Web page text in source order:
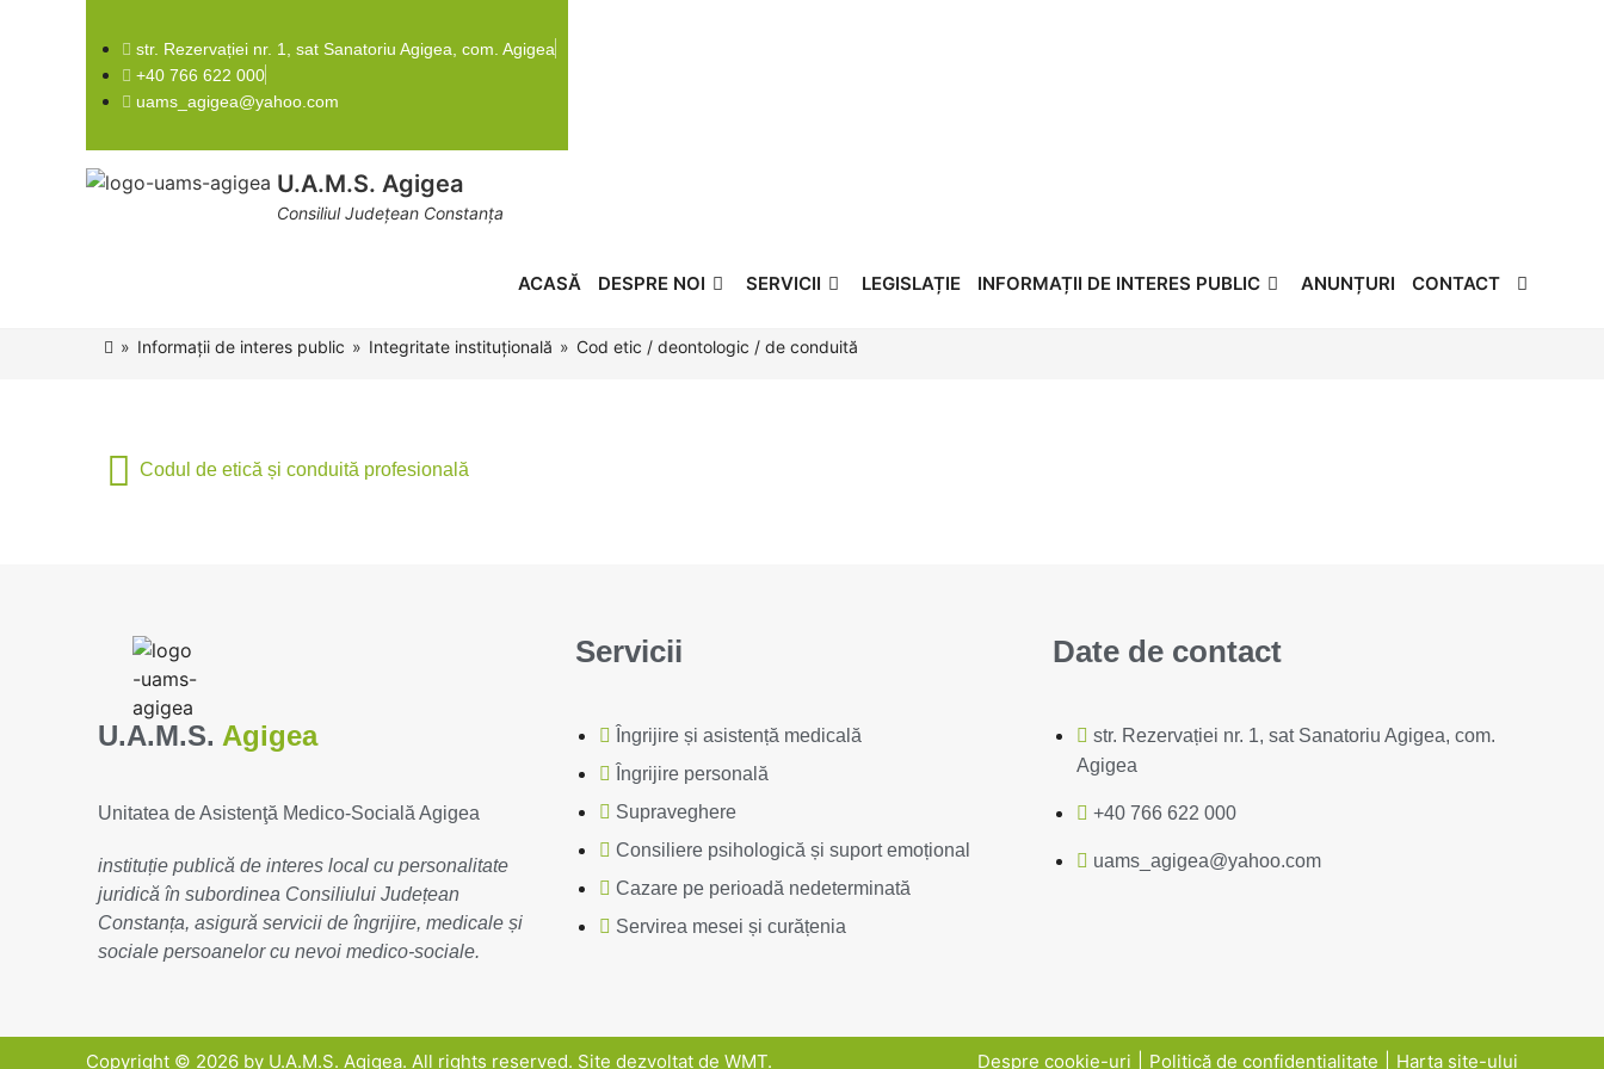
str. Rezervației nr. 1, sat Sanatoriu Agigea, com. Agigea
+40 766 622 000
uams_agigea@yahoo.com
U.A.M.S. Agigea
Consiliul Județean Constanța
ACASĂ DESPRE NOI SERVICII LEGISLAȚIE INFORMAȚII DE INTERES PUBLIC ANUNȚURI CONTACT
» Informații de interes public » Integritate instituțională » Cod etic / deontologic / de conduită
Codul de etică și conduită profesională
U.A.M.S. Agigea
Unitatea de Asistenţă Medico-Socială Agigea
instituție publică de interes local cu personalitate
juridică în subordinea Consiliului Județean
Constanța, asigură servicii de îngrijire, medicale și
sociale persoanelor cu nevoi medico-sociale.
Servicii
Îngrijire și asistență medicală
Îngrijire personală
Supraveghere
Consiliere psihologică și suport emoțional
Cazare pe perioadă nedeterminată
Servirea mesei și curățenia
Date de contact
str. Rezervației nr. 1, sat Sanatoriu Agigea, com.
Agigea
+40 766 622 000
uams_agigea@yahoo.com
Despre cookie-uri Politică de confidențialitate Harta site-ului
Copyright © 2026 by U.A.M.S. Agigea. All rights reserved. Site dezvoltat de WMT.